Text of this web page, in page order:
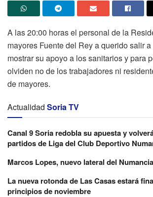
A las 20:00 horas el personal de la
mayores Fuente del Rey a querido salir
mostrar su apoyo a los sanitarios y para
olviden no de los trabajadores ni
de mayores.
Actualidad Soria TV
Canal 9 Soria redobla su apuesta y
partidos de Liga del Club Deportivo
Marcos Lopes, nuevo lateral del Numancia
La nueva rotonda de Las Casas estará
principios de noviembre